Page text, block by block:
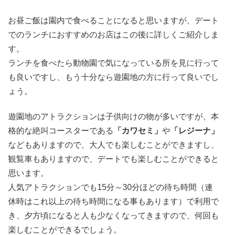
お昼ご飯は園内で食べることになると思いますが、デート
でのランチにおすすめのお店はこの後に詳しくご紹介しま
す。
ランチを食べたら動物園で気になっている所を見に行って
も良いですし、もう十分なら遊園地の方に行って良いでし
ょう。
遊園地のアトラクションは子供向けの物が多いですが、本
格的な絶叫コースターである
「カワセミ」 や 「レジーナ」
などもありますので、大人でも楽しむことができますし、
観覧車もありますので、デートでも楽しむことができると
思います。
人気アトラクションでも15分～30分ほどの待ち時間（連
休時はこれ以上の待ち時間になる事もあります）で利用で
き、夕方頃になると人も少なくなってきますので、何回も
楽しむことができるでしょう。